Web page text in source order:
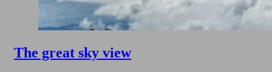
The great sky view